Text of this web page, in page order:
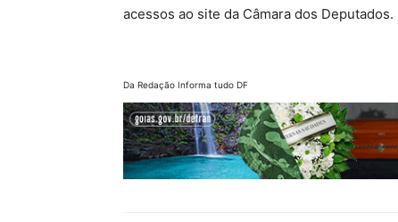
acessos ao site da Câmara dos Deputados.
Da Redação Informa tudo DF